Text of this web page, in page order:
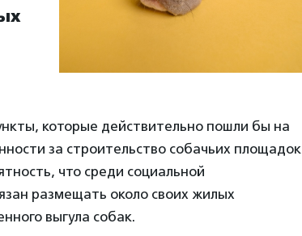
которые действительно пошли бы на
за строительство собачьих площадок
что среди социальной
размещать около своих жилых
выгула собак.